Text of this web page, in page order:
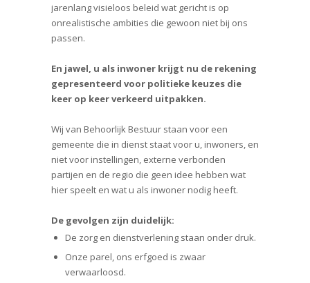
jarenlang visieloos beleid wat gericht is op
onrealistische ambities die gewoon niet bij ons
passen.
En jawel, u als inwoner krijgt nu de rekening
gepresenteerd voor politieke keuzes die
keer op keer verkeerd uitpakken.
Wij van Behoorlijk Bestuur staan voor een
gemeente die in dienst staat voor u, inwoners, en
niet voor instellingen, externe verbonden
partijen en de regio die geen idee hebben wat
hier speelt en wat u als inwoner nodig heeft.
De gevolgen zijn duidelijk:
De zorg en dienstverlening staan onder druk.
Onze parel, ons erfgoed is zwaar
verwaarloosd.